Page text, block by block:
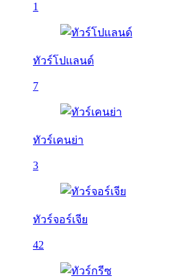
1
ทัวร์โปแลนด์
7
ทัวร์เคนย่า
3
ทัวร์จอร์เจีย
42